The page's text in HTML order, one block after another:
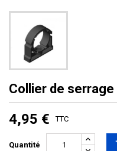
Collier de
4,95 € TTC
Quantité